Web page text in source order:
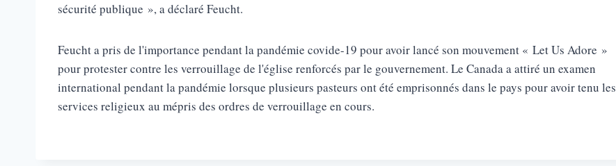
sécurité publique », a déclaré Feucht.
Feucht a pris de l'importance pendant la pandémie covide-19 pour avoir lancé son mouvement « Let Us Adore »
pour protester contre les verrouillage de l'église renforcés par le gouvernement. Le Canada a attiré un examen
international pendant la pandémie lorsque plusieurs pasteurs ont été emprisonnés dans le pays pour avoir tenu les
services religieux au mépris des ordres de verrouillage en cours.